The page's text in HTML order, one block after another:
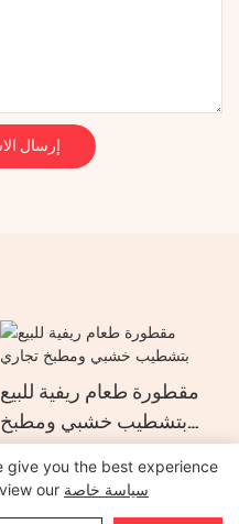
إرسال
مقطورة طعام ريفية للبيع
بتشطيب خشبي ومطبخ
تجاري
give you the best experience
our سياسة خاصة